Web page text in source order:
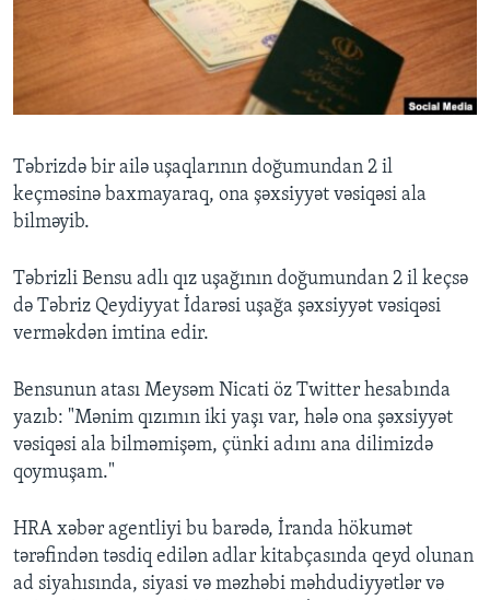
Dillər
Təbrizdə bir ailə uşaqlarının doğumundan 2 il
keçməsinə baxmayaraq, ona şəxsiyyət vəsiqəsi ala
bilməyib.
Təbrizli Bensu adlı qız uşağının doğumundan 2 il keçsə
də Təbriz Qeydiyyat İdarəsi uşağa şəxsiyyət vəsiqəsi
verməkdən imtina edir.
Bensunun atası Meysəm Nicati öz Twitter hesabında
yazıb: "Mənim qızımın iki yaşı var, hələ ona şəxsiyyət
vəsiqəsi ala bilməmişəm, çünki adını ana dilimizdə
qoymuşam."
HRA xəbər agentliyi bu barədə, İranda hökumət
tərəfindən təsdiq edilən adlar kitabçasında qeyd olunan
ad siyahısında, siyasi və məzhəbi məhdudiyyətlər və